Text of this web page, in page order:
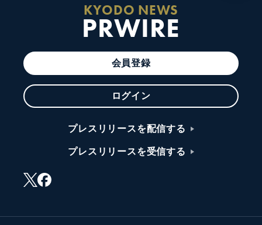
KYODO NEWS
PRWIRE
会員登録
ログイン
プレスリリースを配信する
プレスリリースを受信する